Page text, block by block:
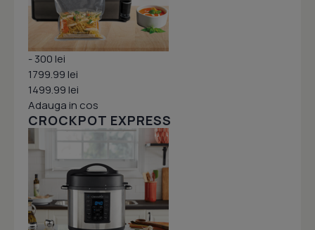
- 300 lei
1799.99 lei
1499.99 lei
Adauga in cos
CROCKPOT EXPRESS